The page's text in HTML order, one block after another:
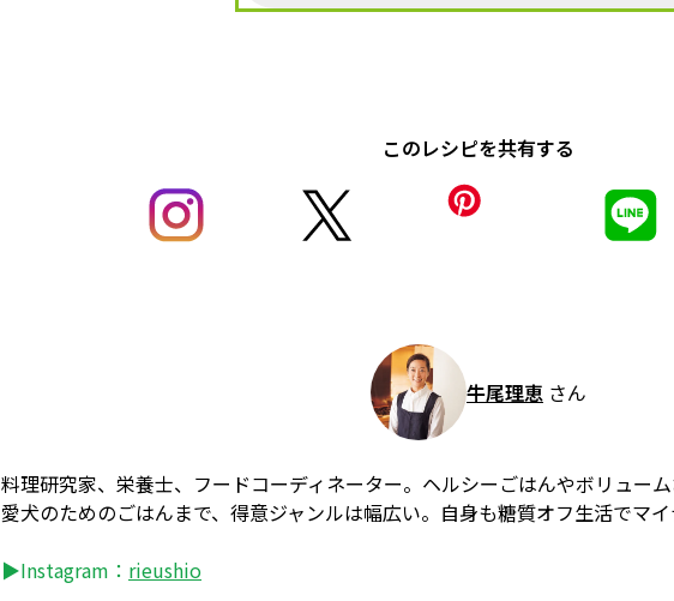
このレシピを共有する
牛尾理恵 さん
料理研究家、栄養士、フードコーディネーター。ヘルシーごはんやボリュー
愛犬のためのごはんまで、得意ジャンルは幅広い。自身も糖質オフ生活でマイ
▶Instagram： rieushio